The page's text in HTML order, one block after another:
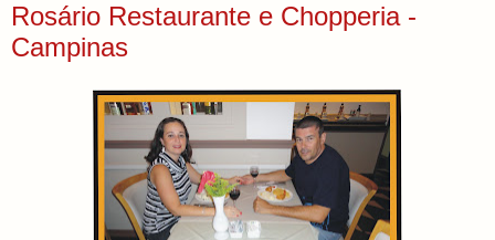
Rosário Restaurante e Chopperia -
Campinas